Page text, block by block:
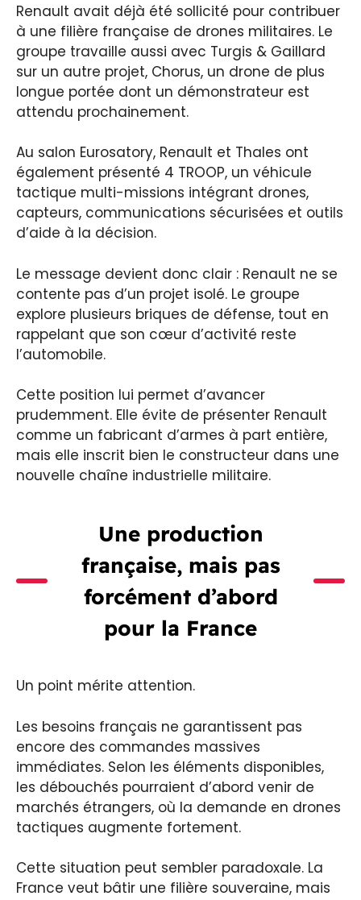
Renault avait déjà été sollicité pour contribuer
à une filière française de drones militaires. Le
groupe travaille aussi avec Turgis & Gaillard
sur un autre projet, Chorus, un drone de plus
longue portée dont un démonstrateur est
attendu prochainement.
Au salon Eurosatory, Renault et Thales ont
également présenté 4 TROOP, un véhicule
tactique multi-missions intégrant drones,
capteurs, communications sécurisées et outils
d’aide à la décision.
Le message devient donc clair : Renault ne se
contente pas d’un projet isolé. Le groupe
explore plusieurs briques de défense, tout en
rappelant que son cœur d’activité reste
l’automobile.
Cette position lui permet d’avancer
prudemment. Elle évite de présenter Renault
comme un fabricant d’armes à part entière,
mais elle inscrit bien le constructeur dans une
nouvelle chaîne industrielle militaire.
Une production
française, mais pas
forcément d’abord
pour la France
Un point mérite attention.
Les besoins français ne garantissent pas
encore des commandes massives
immédiates. Selon les éléments disponibles,
les débouchés pourraient d’abord venir de
marchés étrangers, où la demande en drones
tactiques augmente fortement.
Cette situation peut sembler paradoxale. La
France veut bâtir une filière souveraine, mais